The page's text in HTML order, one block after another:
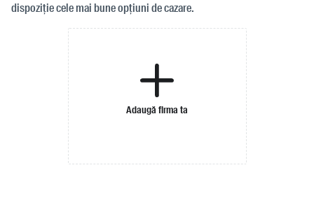
dispoziție cele mai bune opțiuni de cazare.
Adaugă firma ta